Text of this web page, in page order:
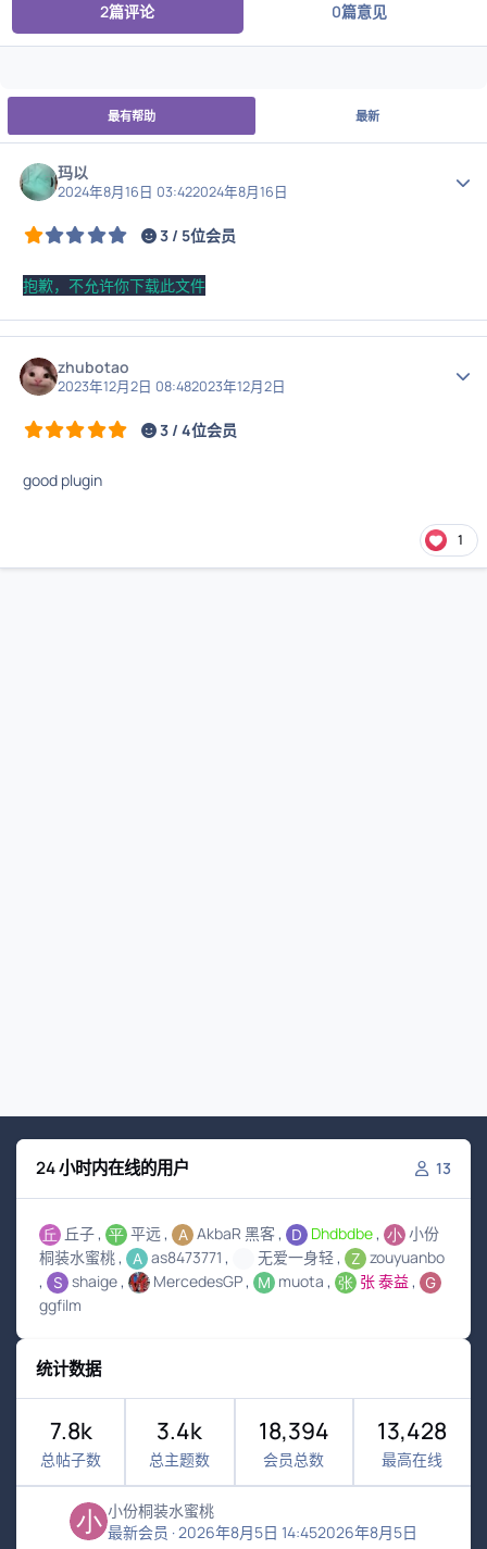
2篇评论 0篇意见
最有帮助 最新
玛以
2024年8月16日 03:422024年8月16日
3 / 5位会员
抱歉，不允许你下载此文件
zhubotao
2023年12月2日 08:482023年12月2日
3 / 4位会员
good plugin
1
24 小时内在线的用户 13
丘子 平远 AkbaR 黑客 Dhdbdbe
小份
桐装水蜜桃
as8473771 无爱一身轻
zouyuanbo
shaige
MercedesGP muota
张 泰益
ggfilm
统计数据
7.8k
总帖子数
3.4k
总主题数
18,394
会员总数
13,428
最高在线
小份桐装水蜜桃
最新会员 ·2026年8月5日 14:452026年8月5日